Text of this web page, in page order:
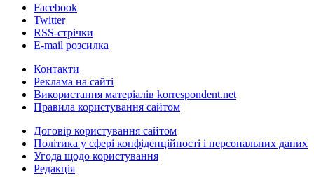
Facebook
Twitter
RSS-стрічки
E-mail розсилка
Контакти
Реклама на сайті
Використання матеріалів korrespondent.net
Правила користування сайтом
Договір користування сайтом
Політика у сфері конфіденційності і персональних даних
Угода щодо користування
Редакція